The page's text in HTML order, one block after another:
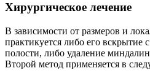
Хирургическое лечение
В зависимости от размеров и
практикуется либо его
полости, либо удаление
Второй метод применяется в